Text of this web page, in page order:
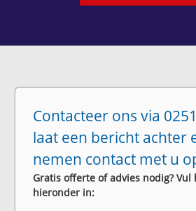
Contacteer ons via
laat een bericht achter
nemen contact met u
Gratis offerte of advies nodig?
hieronder in: